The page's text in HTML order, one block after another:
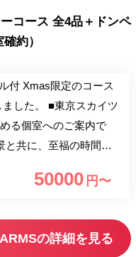
コース 全4品＋ドンペ
約）
付 Xmas限定のコース
東京スカイツ
る個室へのご案内で
と共に、至福の時間を
しするために、 厳選し
す。
50000 円〜
の詳細を見る